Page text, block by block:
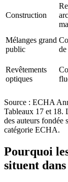
Construction
Mélanges grand
public
Revêtements
optiques
Source : ECHA
Tableaux 17 et 18.
des auteurs
catégorie ECHA.
Pourquoi
situent